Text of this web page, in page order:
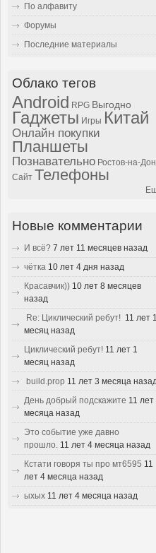
По алфавиту
Форумы
Последние материалы
Облако тегов
Android RPG Выгодно
Гаджеты Игры Китай
Онлайн покупки
Планшеты
Познавательно Ростов-на-
Сайт Телефоны
Новые комментарии
И всё? 7 лет 11 месяцев назад
чётка 10 лет 4 дня назад
Красавчик)) 10 лет 8 месяцев
назад
Re: Циклический ребут! 11 лет 1
месяц назад
Циклический ребут! 11 лет 1
месяц назад
build.prop 11 лет 3 месяца назад
День добрый подскажите 11 лет
месяца назад
Это событие уже давно
прошло. 11 лет 4 месяца назад
Кстати говоря ты про мт6595 11
лет 4 месяца назад
ыхых 11 лет 4 месяца назад